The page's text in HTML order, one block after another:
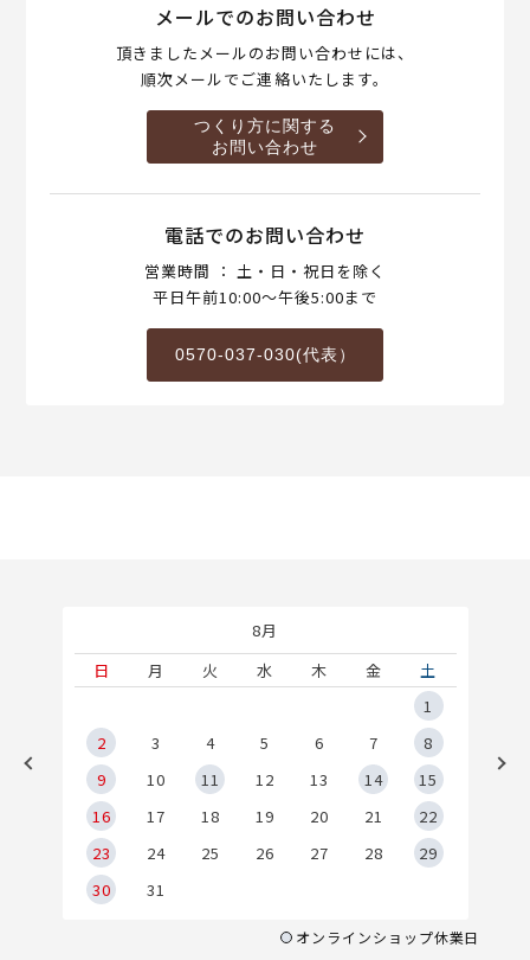
メールでのお問い合わせ
頂きましたメールのお問い合わせには、
順次メールでご連絡いたします。
つくり方に関する
お問い合わせ
電話でのお問い合わせ
営業時間 ： 土・日・祝日を除く
平日午前10:00～午後5:00まで
0570-037-030(代表）
8月
日
月 火 水 木 金
土
1
2
3 4 5 6 7
8
9
10 11 12 13 14
15
16
17 18 19 20 21
22
23
24 25 26 27 28
29
30
31
オンラインショップ休業日